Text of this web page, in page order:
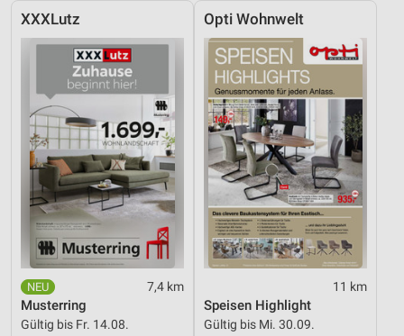
XXXLutz
7,4 km
Musterring
Gültig bis Fr. 14.08.
Opti Wohnwelt
11 km
Speisen Highlight
Gültig bis Mi. 30.09.